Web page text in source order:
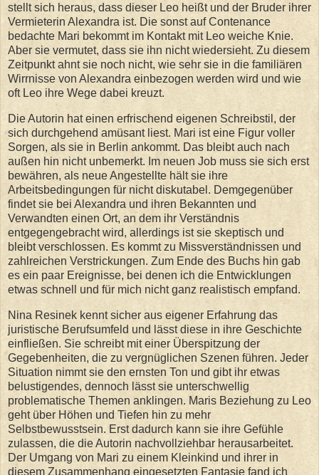
stellt sich heraus, dass dieser Leo heißt und der Bruder ihrer
Vermieterin Alexandra ist. Die sonst auf Contenance
bedachte Mari bekommt im Kontakt mit Leo weiche Knie.
Aber sie vermutet, dass sie ihn nicht wiedersieht. Zu diesem
Zeitpunkt ahnt sie noch nicht, wie sehr sie in die familiären
Wirrnisse von Alexandra einbezogen werden wird und wie
oft Leo ihre Wege dabei kreuzt.
Die Autorin hat einen erfrischend eigenen Schreibstil, der
sich durchgehend amüsant liest. Mari ist eine Figur voller
Sorgen, als sie in Berlin ankommt. Das bleibt auch nach
außen hin nicht unbemerkt. Im neuen Job muss sie sich erst
bewähren, als neue Angestellte hält sie ihre
Arbeitsbedingungen für nicht diskutabel. Demgegenüber
findet sie bei Alexandra und ihren Bekannten und
Verwandten einen Ort, an dem ihr Verständnis
entgegengebracht wird, allerdings ist sie skeptisch und
bleibt verschlossen. Es kommt zu Missverständnissen und
zahlreichen Verstrickungen. Zum Ende des Buchs hin gab
es ein paar Ereignisse, bei denen ich die Entwicklungen
etwas schnell und für mich nicht ganz realistisch empfand.
Nina Resinek kennt sicher aus eigener Erfahrung das
juristische Berufsumfeld und lässt diese in ihre Geschichte
einfließen. Sie schreibt mit einer Überspitzung der
Gegebenheiten, die zu vergnüglichen Szenen führen. Jeder
Situation nimmt sie den ernsten Ton und gibt ihr etwas
belustigendes, dennoch lässt sie unterschwellig
problematische Themen anklingen. Maris Beziehung zu Leo
geht über Höhen und Tiefen hin zu mehr
Selbstbewusstsein. Erst dadurch kann sie ihre Gefühle
zulassen, die die Autorin nachvollziehbar herausarbeitet.
Der Umgang von Mari zu einem Kleinkind und ihrer in
diesem Zusammenhang eingesetzten Fantasie fand ich